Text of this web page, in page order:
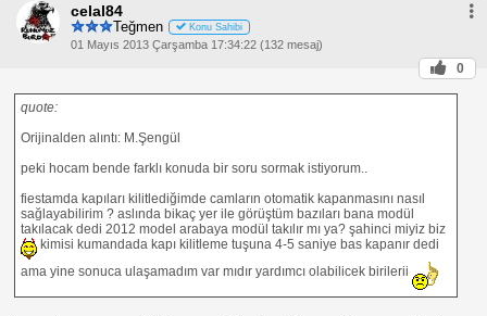
celal84
Teğmen Konu Sahibi
01 Mayıs 2013 Çarşamba 17:34:22 (132 mesaj)
0
quote:
Orijinalden alıntı: M.Şengül
peki hocam bende farklı konuda bir soru sormak istiyorum..
fiestamda kapıları kilitlediğimde camların otomatik kapanmasını nasıl
sağlayabilirim ? aslında bikaç yer ile görüştüm bazıları bana modül
takılacak dedi 2012 model arabaya modül takılır mı ya? şahinci miyiz biz
kimisi kumandada kapı kilitleme tuşuna 4-5 saniye bas kapanır dedi
ama yine sonuca ulaşamadım var mıdır yardımcı olabilicek birilerii